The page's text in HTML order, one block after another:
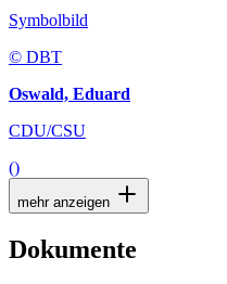
Symbolbild
© DBT
Oswald, Eduard
CDU/CSU
()
mehr anzeigen
Dokumente